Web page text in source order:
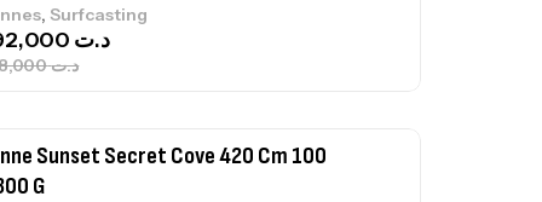
, Surfcasting
د.ت768,000
د.ت
Sunset Secret Cove 420 Cm 100
G